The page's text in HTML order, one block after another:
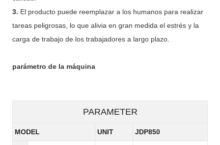
3. El producto puede reemplazar a los humanos para realizar
tareas peligrosas, lo que alivia en gran medida el estrés y la
carga de trabajo de los trabajadores a largo plazo.
parámetro de la máquina
PARAMETER
MODEL UNIT JDP850